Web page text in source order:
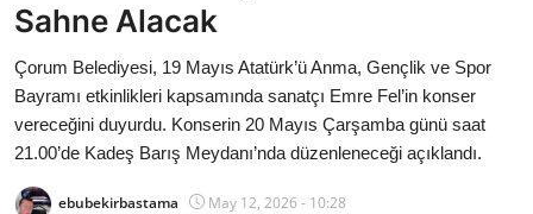
Siyasi Partiler
Mülki İdare
Toplum ve Yaşam
Sivil Toplum Kuruluşları
Sahne Alacak
Çorum Belediyesi, 19 Mayıs Atatürk’ü Anma, Gençlik ve Spor
Bayramı etkinlikleri kapsamında sanatçı Emre Fel’in konser
vereceğini duyurdu. Konserin 20 Mayıs Çarşamba günü saat
21.00’de Kadeş Barış Meydanı’nda düzenleneceği açıklandı.
ebubekirbastama May 12, 2026 - 10:28